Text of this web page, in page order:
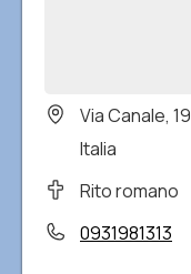
Via Canale,
Italia
Rito romano
0931981313